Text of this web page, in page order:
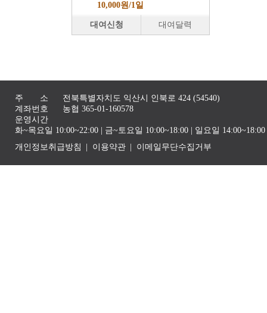
10,000원/1일
대여신청 대여달력
주 소
전북특별자치도 익산시 인북로 424 (54540)
계좌번호
농협 365-01-160578
운영시간
화~목요일 10:00~22:00 | 금~토요일 10:00~18:00 | 일요일
개인정보취급방침
이용약관 이메일무단수집거부